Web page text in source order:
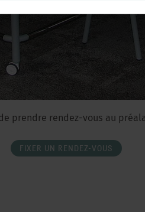
prendre rendez-vous au
FIXER UN RENDEZ-VOUS